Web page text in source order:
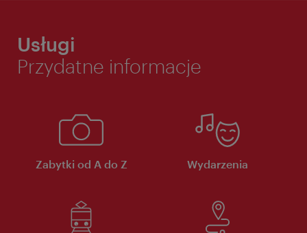
Usługi
Przydatne informacje
Zabytki od A do Z Wydarzenia